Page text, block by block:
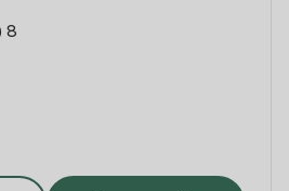
8